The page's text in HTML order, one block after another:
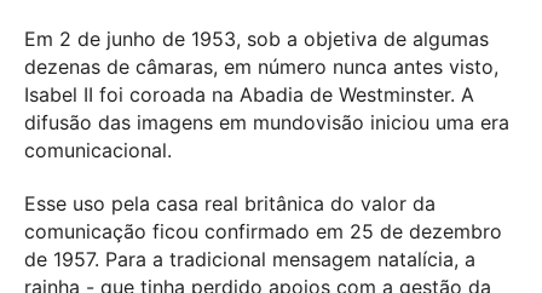
Em 2 de junho de 1953, sob a objetiva de algumas
dezenas de câmaras, em número nunca antes visto,
Isabel II foi coroada na Abadia de Westminster. A
difusão das imagens em mundovisão iniciou uma era
comunicacional.
Esse uso pela casa real britânica do valor da
comunicação ficou confirmado em 25 de dezembro
de 1957. Para a tradicional mensagem natalícia, a
rainha - que tinha perdido apoios com a gestão da